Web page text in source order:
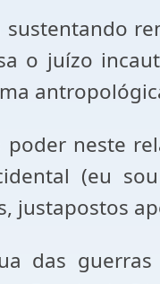
o juízo
neste
(eu
justapostos
das